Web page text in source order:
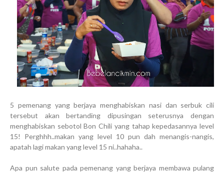
5 pemenang yang berjaya menghabiskan nasi dan serbuk cili
tersebut akan bertanding dipusingan seterusnya dengan
menghabiskan sebotol Bon Chili yang tahap kepedasannya level
15! Perghhh..makan yang level 10 pun dah menangis-nangis,
apatah lagi makan yang level 15 ni..hahaha..
Apa pun salute pada pemenang yang berjaya membawa pulang